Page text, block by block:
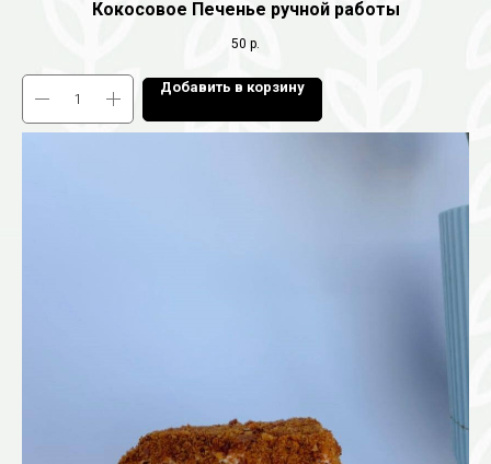
Кокосовое Печенье ручной работы
50 р.
Добавить в корзину